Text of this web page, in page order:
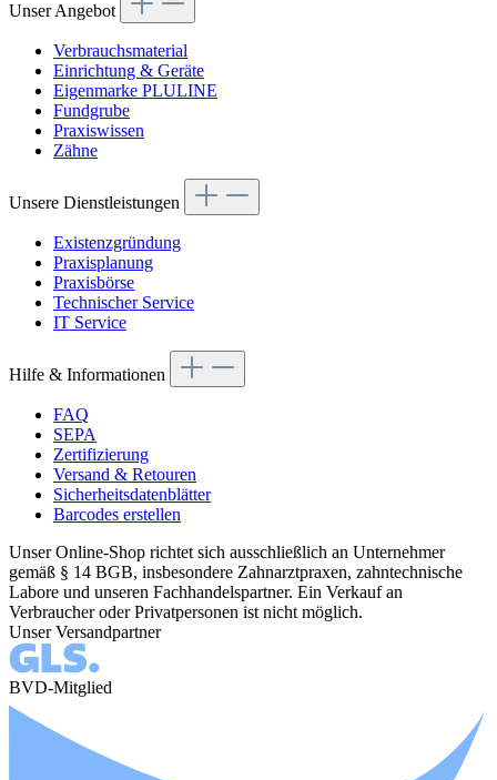
Unser Angebot
Verbrauchsmaterial
Einrichtung & Geräte
Eigenmarke PLULINE
Fundgrube
Praxiswissen
Zähne
Unsere Dienstleistungen
Existenzgründung
Praxisplanung
Praxisbörse
Technischer Service
IT Service
Hilfe & Informationen
FAQ
SEPA
Zertifizierung
Versand & Retouren
Sicherheitsdatenblätter
Barcodes erstellen
Unser Online-Shop richtet sich ausschließlich an Unternehmer
gemäß § 14 BGB, insbesondere Zahnarztpraxen, zahntechnische
Labore und unseren Fachhandelspartner. Ein Verkauf an
Verbraucher oder Privatpersonen ist nicht möglich.
Unser Versandpartner
BVD-Mitglied